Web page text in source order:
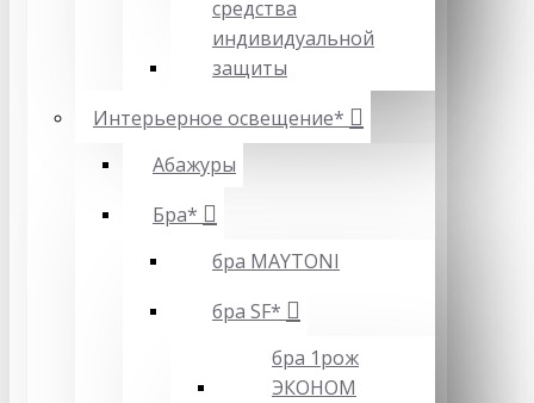
средства
индивидуальной
защиты
Интерьерное освещение*
Абажуры
Бра*
бра MAYTONI
бра SF*
бра 1рож
ЭКОНОМ